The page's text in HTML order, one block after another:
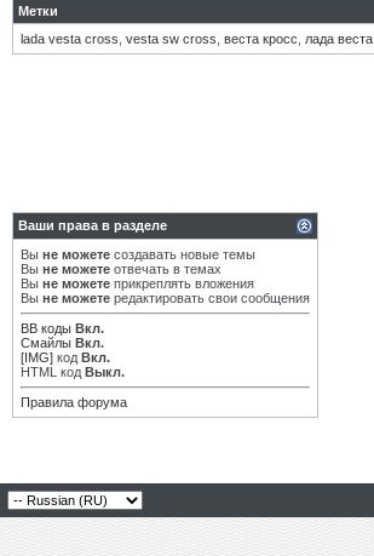
Метки
lada vesta cross vesta sw cross веста кросс лада веста
Ваши права в разделе
Вы не можете создавать новые темы
Вы не можете отвечать в темах
Вы не можете прикреплять вложения
Вы не можете редактировать свои сообщения
BB коды Вкл.
Смайлы Вкл.
[IMG] код Вкл.
HTML код Выкл.
Правила форума